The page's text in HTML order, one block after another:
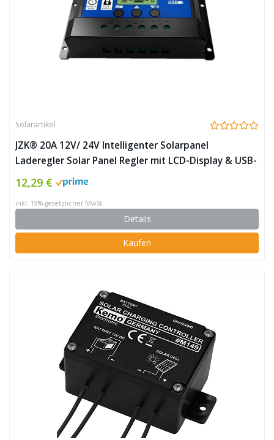
Solarartikel
JZK® 20A 12V/ 24V Intelligenter Solarpanel
Laderegler Solar Panel Regler mit LCD-Display & USB-
Anschluss, Überstromschutz, für Solarpanel
Batterielampe LED Beleuchtung
12,29 €
inkl. 19% gesetzlicher MwSt.
Details
Kaufen